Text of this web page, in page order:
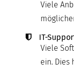
Viele
IT-Support
Viele
ein. Dies